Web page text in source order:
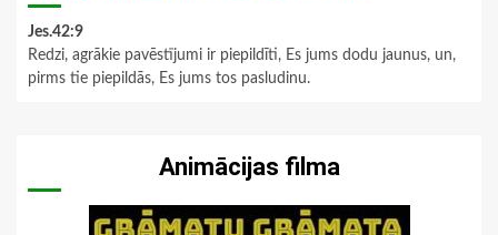
Jes.42:9
Redzi, agrākie pavēstījumi ir piepildīti, Es jums dodu jaunus, un,
pirms tie piepildās, Es jums tos pasludinu.
Animācijas filma